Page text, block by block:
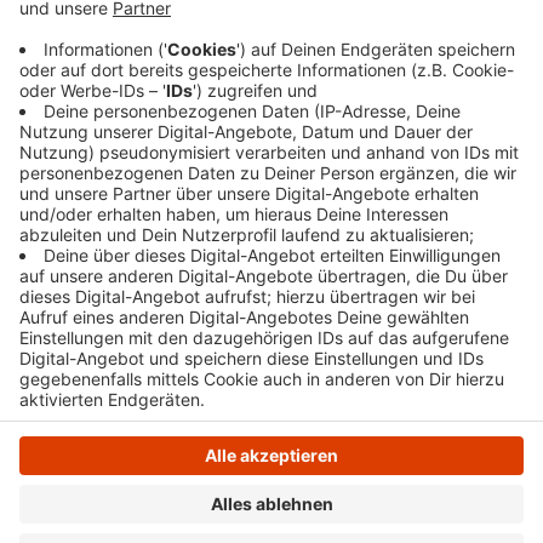
angeschlossen, die dann den Ratssaal versorgen
soll, heißt es. Die Sperrung sollte spätestens
gegen 16 Uhr wieder aufgehoben sein.
Veröffentlicht:Donnerstag, 27.03.2025 07:23
Anzeige
Anzeige